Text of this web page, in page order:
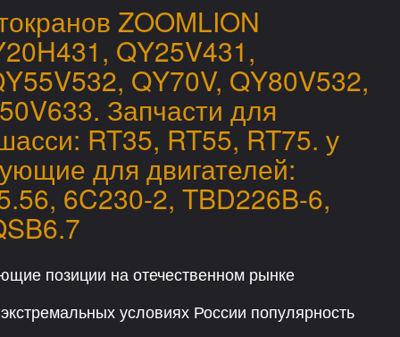
ZOOMLION
QY25V431,
QY70V, QY80V532,
Запчасти для
RT35, RT55, RT75. у
для двигателей:
6C230-2, TBD226B-6,
позиции на отечественном рынке
условиях России популярность